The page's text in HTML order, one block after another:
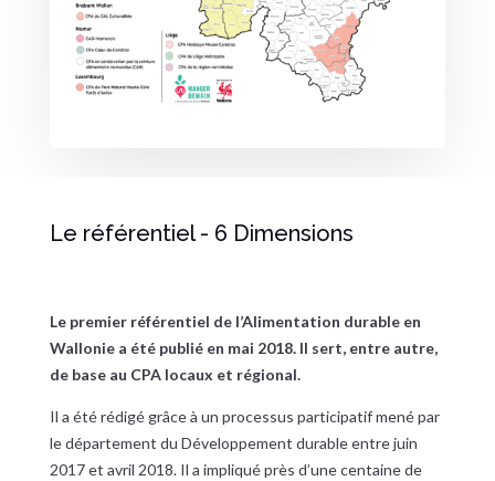
Le référentiel - 6 Dimensions
Le premier référentiel de l’Alimentation durable en
Wallonie a été publié en mai 2018.Il sert, entre autre,
de base au CPA locaux et régional.
Il a été rédigé grâce à un processus participatif mené par
le département du Développement durable entre juin
2017 et avril 2018. Il a impliqué près d’une centaine de